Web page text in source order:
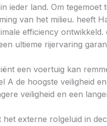
ieder land. Om tegemoet
van het milieu. heeft
efficiency ontwikkeld.
ultieme rijervaring
een voertuig kan
A de hoogste veiligheid
veiligheid en een
externe rolgeluid in